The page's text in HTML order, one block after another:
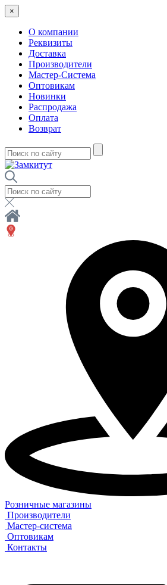
×
О компании
Реквизиты
Доставка
Производители
Мастер-Система
Оптовикам
Новинки
Распродажа
Оплата
Возврат
Розничные магазины
Производители
Мастер-система
Оптовикам
Контакты